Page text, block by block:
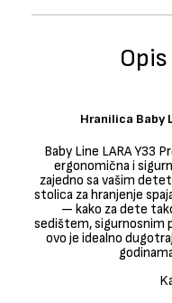
Hranilica Baby
Baby Line LARA Y33
ergonomična i
zajedno sa vašim
stolica za hranjenje
— kako za dete
sedištem, sigurnosnim
ovo je idealno